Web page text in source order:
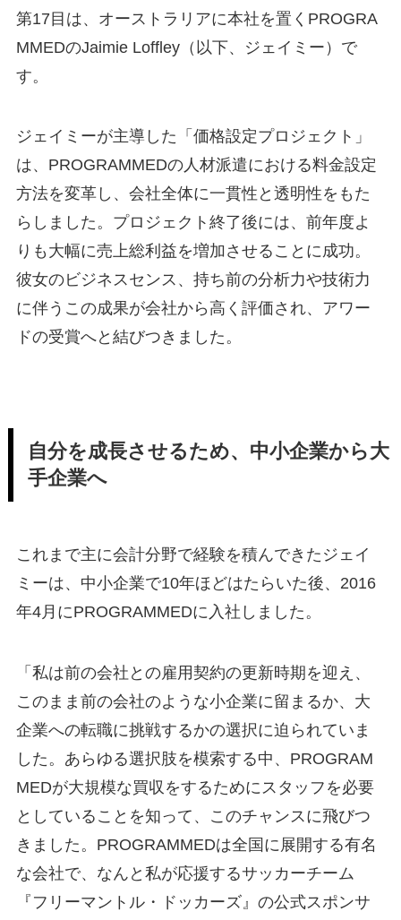
第17目は、オーストラリアに本社を置くPROGRA
MMEDのJaimie Loffley（以下、ジェイミー）で
す。
ジェイミーが主導した「価格設定プロジェクト」
は、PROGRAMMEDの人材派遣における料金設定
方法を変革し、会社全体に一貫性と透明性をもた
らしました。プロジェクト終了後には、前年度よ
りも大幅に売上総利益を増加させることに成功。
彼女のビジネスセンス、持ち前の分析力や技術力
に伴うこの成果が会社から高く評価され、アワー
ドの受賞へと結びつきました。
自分を成長させるため、中小企業から大
手企業へ
これまで主に会計分野で経験を積んできたジェイ
ミーは、中小企業で10年ほどはたらいた後、2016
年4月にPROGRAMMEDに入社しました。
「私は前の会社との雇用契約の更新時期を迎え、
このまま前の会社のような小企業に留まるか、大
企業への転職に挑戦するかの選択に迫られていま
した。あらゆる選択肢を模索する中、PROGRAM
MEDが大規模な買収をするためにスタッフを必要
としていることを知って、このチャンスに飛びつ
きました。PROGRAMMEDは全国に展開する有名
な会社で、なんと私が応援するサッカーチーム
『フリーマントル・ドッカーズ』の公式スポンサ